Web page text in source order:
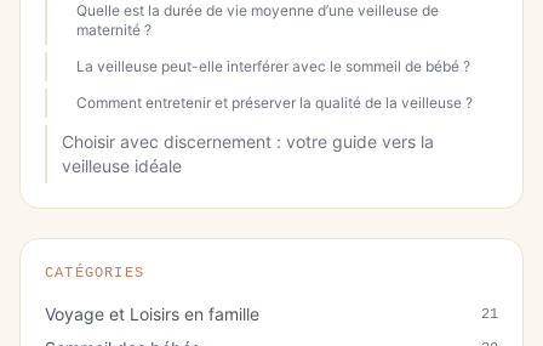
Quelle est la durée de vie moyenne d’une veilleuse de
maternité ?
La veilleuse peut-elle interférer avec le sommeil de bébé ?
Comment entretenir et préserver la qualité de la veilleuse ?
Choisir avec discernement : votre guide vers la
veilleuse idéale
CATÉGORIES
Voyage et Loisirs en famille 21